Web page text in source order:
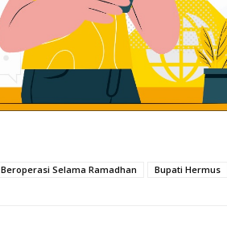
Beroperasi Selama Ramadhan Bupati Hermus